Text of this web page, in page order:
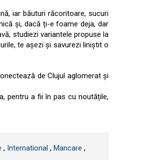
iar băuturi răcoritoare, sucuri
și, dacă ți-e foame deja, dar
studiezi variantele propuse la
te așezi și savurezi liniștit o
de Clujul aglomerat și
pentru a fii în pas cu noutățile,
, International , Mancare ,